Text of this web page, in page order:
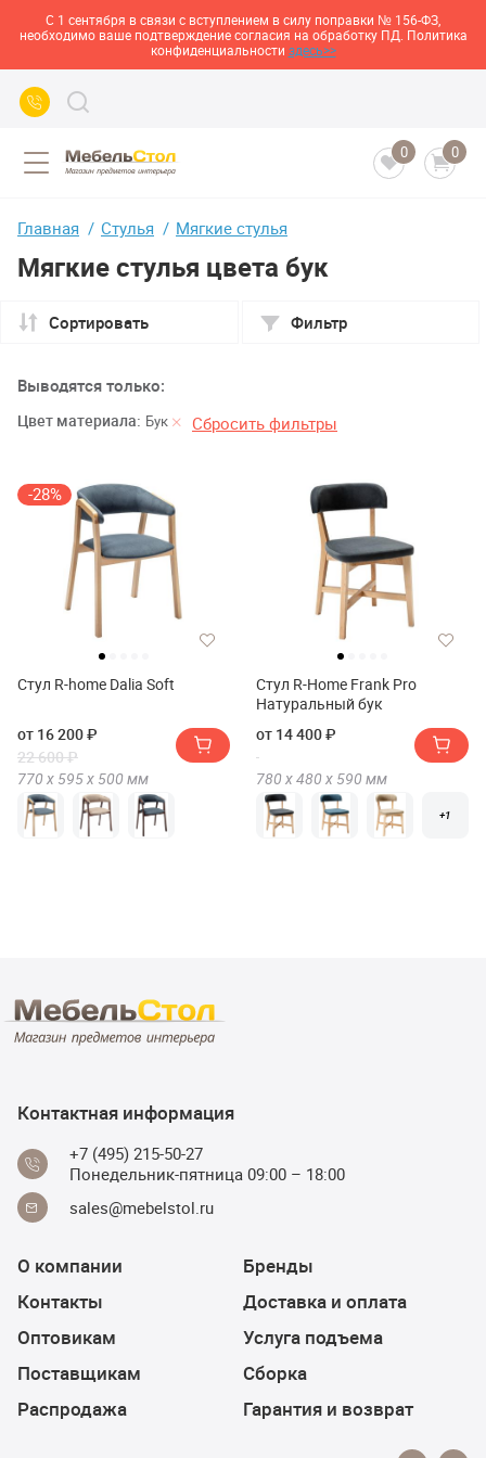
С 1 сентября в связи с вступлением в силу поправки № 156-ФЗ,
необходимо ваше подтверждение согласия на обработку ПД. Политика
конфиденциальности здесь>>
0 0
Главная Стулья Мягкие стулья
Мягкие стулья цвета бук
Сортировать Фильтр
Выводятся только:
Цвет материала: Бук Сбросить фильтры
-28%
Стул R-home Dalia Soft
от 16 200 ₽
22 600 ₽
770 х 595 х 500 мм
Стул R-Home Frank Pro
Натуральный бук
от 14 400 ₽
780 х480 х 590 мм
+1
Контактная информация
+7 (495) 215-50-27
Понедельник-пятница 09:00 – 18:00
sales@mebelstol.ru
О компании
Контакты
Оптовикам
Поставщикам
Распродажа
Бренды
Доставка и оплата
Услуга подъема
Сборка
Гарантия и возврат